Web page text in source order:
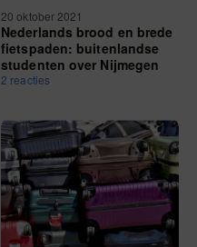
20 oktober 2021
Nederlands brood en brede
fietspaden: buitenlandse
studenten over Nijmegen
2 reacties